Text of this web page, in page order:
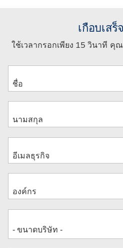
เกือบเสร็
ใช้เวลากรอกเพียง 15 วินาที คุ